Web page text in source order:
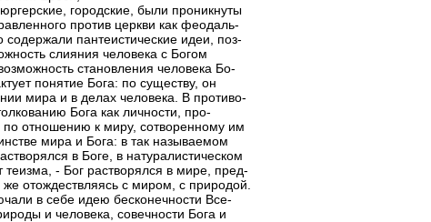
городские, были проникнуты
против церкви как феодаль-
пантеистические идеи, поз-
слияния человека с Богом
становления человека Бо-
понятие Бога: по существу, он
мира и в делах человека. В противо-
Бога как личности, про-
по отношению к миру, сотворенному им
мира и Бога: в так называемом
в Боге, в натуралистическом
- Бог растворялся в мире, пред-
отождествляясь с миром, с природой.
в себе идею бесконечности Все-
и человека, совечности Бога и